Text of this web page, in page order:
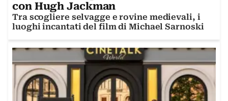
con Hugh Jackman
Tra scogliere selvagge e rovine medievali, i
luoghi incantati del film di Michael Sarnoski